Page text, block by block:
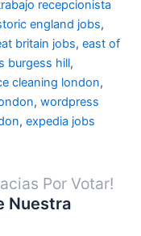
recepcionista
england jobs,
britain jobs, east of
burgess hill,
cleaning london,
, wordpress
, expedia jobs
Por Votar!
Nuestra